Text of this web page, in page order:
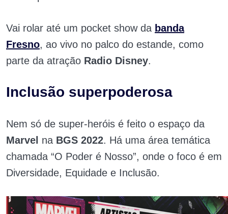
Vai rolar até um pocket show da banda
Fresno, ao vivo no palco do estande, como
parte da atração Radio Disney.
Inclusão superpoderosa
Nem só de super-heróis é feito o espaço da
Marvel na BGS 2022. Há uma área temática
chamada “O Poder é Nosso”, onde o foco é em
Diversidade, Equidade e Inclusão.